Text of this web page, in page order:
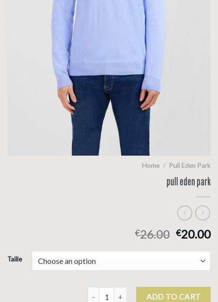
Home / Pull Eden Park
pull eden park
€26.00 €20.00
Taille
pull eden park quantityADD TO CART